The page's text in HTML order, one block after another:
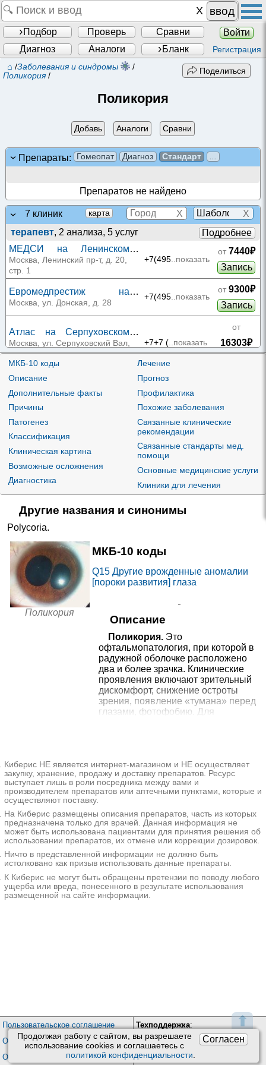
⬆
ввод
Подбор Проверь Сравни
Войти
Диагноз
Аналоги Бланк Регистрация
Согласен
Продолжая работу с сайтом, вы разрешаете
использование сookies и соглашаетесь с
политикой конфиденциальности.
⌂ /Заболевания и синдромы
/
Поликория/
Поделиться
Поликория
Добавь Аналоги Сравни
Препараты: Гомеопат Диагноз Стандарт
Препаратов не найдено
7 клиник карта X
X
терапевт, 2 анализа, 5 услуг
Подробнее
МЕДСИ на Ленинском
проспекте
Москва, Ленинский пр-т, д. 20,
стр. 1
+7(495 ..показать
от 7440₽
Запись
Евромедпрестиж на
Донской
Москва, ул. Донская, д. 28
+7(495 ..показать
от 9300₽
Запись
Атлас на Серпуховском
Валу
Москва, ул. Серпуховский Вал,
д. 21, корп. 4
+7+7 ( ..показать
от
16303₽
МСЧ Гознак на Мытной
Москва, ул. Мытная, д. 19
МЦ Медпрайм на
Шаболовке
Москва, ул. Шаболовка, д. 10,
корп. 1
+7(495..показать
МНПЦДК на Ленинском
проспекте
Москва, Ленинский проспект, д.
17
Запись
стр. 6
от 3250₽
МКБ-10 коды
Описание
Дополнительные факты
Причины
Патогенез
Классификация
Клиническая картина
Возможные осложнения
Диагностика
Лечение
Прогноз
Профилактика
Похожие заболевания
Связанные клинические
рекомендации
Связанные стандарты мед.
помощи
Основные медицинские услуги
Клиники для лечения
Другие названия и синонимы
Polycoria.
Поликория
МКБ-10 коды
Q15 Другие врожденные аномалии
[пороки развития] глаза
Описание
Поликория. Это
офтальмопатология, при которой в
радужной оболочке расположено
два и более зрачка. Клинические
проявления включают зрительный
дискомфорт, снижение остроты
зрения, появление «тумана» перед
глазами, фотофобию. Для
мидриатиками, УЗИ глаза,
визометрию, периметрию,
биомикроскопию глаз, изучают
реакцию зрачков на свет.
оперативной тактики
(иридопластики). При наличии
противопоказаний к
хирургическому лечению
используют контактные линзы для
устранения косметического
дефекта и коррекции зрительной
дисфункции.
возраста. Статистические данные
об общей распространенности
заболевания отсутствуют. В
качестве одного из проявлений
синдрома Аксенфельда-Ригера
Киберис НЕ является интернет-магазином и НЕ осуществляет
закупку, хранение, продажу и доставку препаратов. Ресурс
выступает лишь в роли посредника между вами и
производителем препаратов или аптечными пунктами, которые и
осуществляют поставку.
На Киберис размещены описания препаратов, часть из которых
предназначена только для врачей. Данная информация не
может быть использована пациентами для принятия решения об
использовании препаратов, их отмене или коррекции дозировок.
Ничто в представленной информации не должно быть
истолковано как призыв использовать данные препараты.
К Киберис не могут быть обращены претензии по поводу любого
ущерба или вреда, понесенного в результате использования
размещенной на сайте информации.
Пользовательское соглашение
Обработка персональных данных
О проекте Киберис
Техподдержка:
Обратная связь
Почта: kiberis@mail.ru